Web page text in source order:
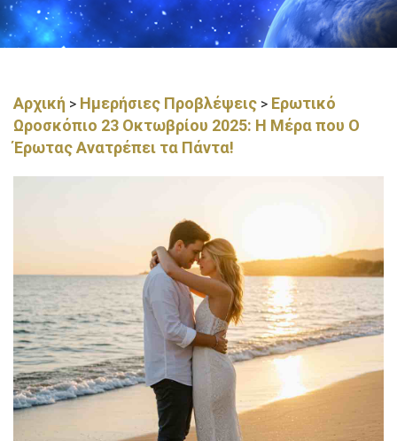
Αρχική > Ημερήσιες Προβλέψεις > Ερωτικό
Ωροσκόπιο 23 Οκτωβρίου 2025: Η Μέρα που Ο
Έρωτας Ανατρέπει τα Πάντα!